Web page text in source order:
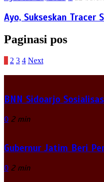
Ayo, Sukseskan Tracer
Paginasi pos
2 3 4 Next
BNN Sidoarjo
0 2 min
Gubernur Jatim Beri
0 2 min